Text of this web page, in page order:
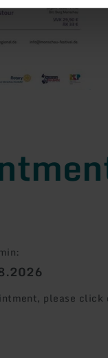
please click